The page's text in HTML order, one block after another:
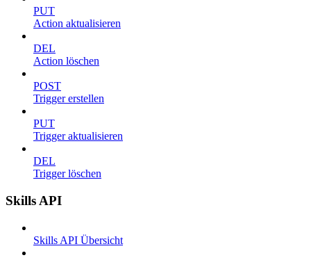
PUT
Action aktualisieren
DEL
Action löschen
POST
Trigger erstellen
PUT
Trigger aktualisieren
DEL
Trigger löschen
Skills API
Skills API Übersicht